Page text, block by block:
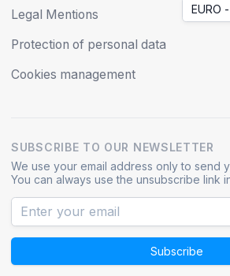
Legal Mentions
Protection of personal data
Cookies management
EURO
SUBSCRIBE TO OUR NEWSLETTER
We use your email address only to send
You can always use the unsubscribe link
Subscribe